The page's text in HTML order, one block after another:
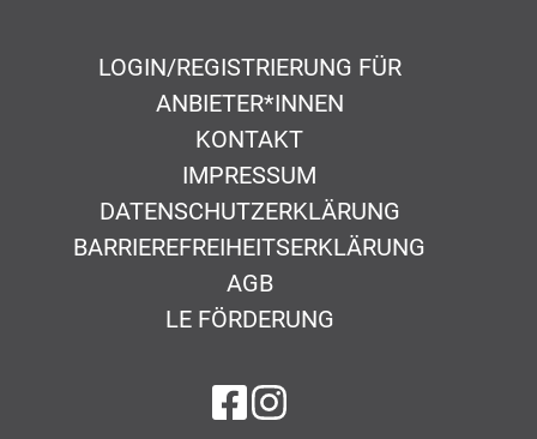
LOGIN/REGISTRIERUNG FÜR
ANBIETER*INNEN
KONTAKT
IMPRESSUM
DATENSCHUTZERKLÄRUNG
BARRIEREFREIHEITSERKLÄRUNG
AGB
LE FÖRDERUNG
auf Facebook
auf Instagram